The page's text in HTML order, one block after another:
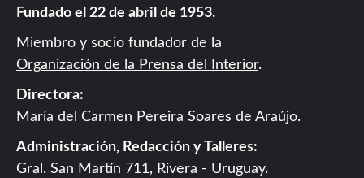
Fundado el 22 de abril de 1953.
Miembro y socio fundador de la
Organización de la Prensa del Interior.
Directora:
María del Carmen Pereira Soares de Araújo.
Administración, Redacción y Talleres:
Gral. San Martín 711, Rivera - Uruguay.